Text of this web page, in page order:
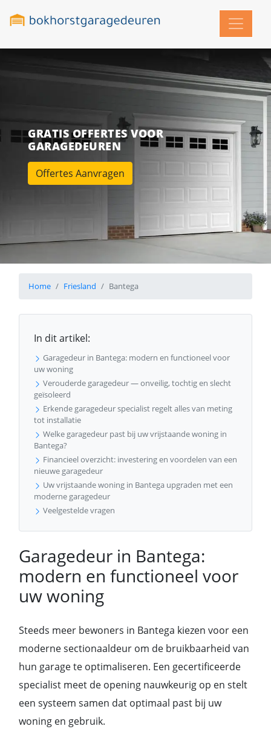
GRATIS OFFERTES VOOR
GARAGEDEUREN
Offertes Aanvragen
Home Friesland Bantega
In dit artikel:
Garagedeur in Bantega: modern en functioneel voor
uw woning
Verouderde garagedeur — onveilig, tochtig en slecht
geïsoleerd
Erkende garagedeur specialist regelt alles van meting
tot installatie
Welke garagedeur past bij uw vrijstaande woning in
Bantega?
Financieel overzicht: investering en voordelen van een
nieuwe garagedeur
Uw vrijstaande woning in Bantega upgraden met een
moderne garagedeur
Veelgestelde vragen
Garagedeur in Bantega:
modern en functioneel voor
uw woning
Steeds meer bewoners in Bantega kiezen voor een
moderne sectionaaldeur om de bruikbaarheid van
hun garage te optimaliseren. Een gecertificeerde
specialist meet de opening nauwkeurig op en stelt
een systeem samen dat optimaal past bij uw
woning en gebruik.